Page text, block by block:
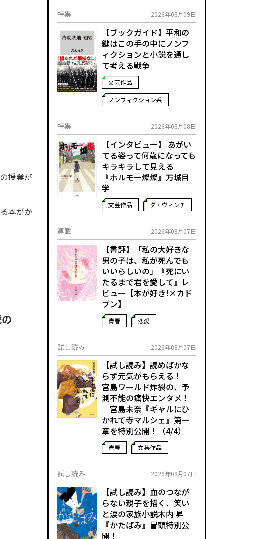
授業が
本がか
特集 2026年08月09日
【ブックガイド】平和の
鍵はこの手の中に――ノンフ
ィクションと小説を通し
て考える戦争
文芸作品
ノンフィクション系
特集 2026年08月08日
【インタビュー】 あがい
てる姿って何歳になっても
キラキラして見える
『ホルモー燦燦』万城目
学
文芸作品 ダ・ヴィンチ
連載 2026年08月07日
【書評】「私の大好きな
男の子は、私が死んでも
いいらしいの」――『死にい
たるまで君を愛して』レ
ビュー【本が好き!×カド
ブン】
青春 恋愛
試し読み 2026年08月07日
【試し読み】読めばかな
らず元気がもらえる！
宮島ワールド炸裂の、予
測不能の痛快エンタメ！
宮島未奈『ギャルにひ
かれて寺マルシェ』第一
章を特別公開！（4/4）
青春 文芸作品
試し読み 2026年08月07日
【試し読み】血のつなが
らない親子を描く、笑い
と涙の家族小説――木内 昇
『かたばみ』冒頭特別公
開！